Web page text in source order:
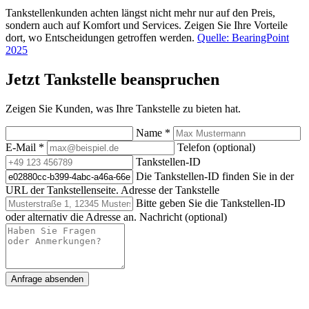
Tankstellenkunden achten längst nicht mehr nur auf den Preis,
sondern auch auf Komfort und Services. Zeigen Sie Ihre Vorteile
dort, wo Entscheidungen getroffen werden. Quelle: BearingPoint
2025
Jetzt Tankstelle beanspruchen
Zeigen Sie Kunden, was Ihre Tankstelle zu bieten hat.
Name *
E-Mail *
Telefon (optional)
Tankstellen-ID
Die Tankstellen-ID finden Sie in der
URL der Tankstellenseite. Adresse der Tankstelle
Bitte geben Sie die Tankstellen-ID
oder alternativ die Adresse an. Nachricht (optional)
Anfrage absenden